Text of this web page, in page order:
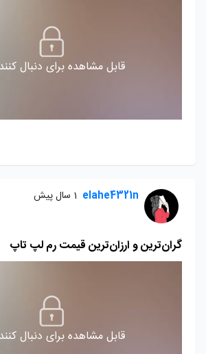
قابل مشاهده برای دنبال
elahe4321n 1 سال پیش
گران‌ترین و ارزان‌ترین قیمت رم‌ لپ تاپ
قابل مشاهده برای دنبال